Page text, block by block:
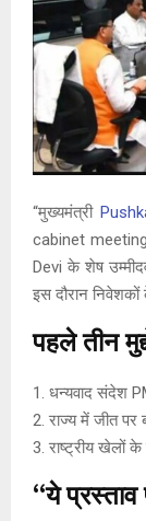
“मुख्यमंत्री
cabinet
Devi के शेष
इस दौरान
पहले तीन
1. धन्यवाद संदेश
2. राज्य में जीत पर
3. राष्ट्रीय खेलों के
“ये प्रस्ताव